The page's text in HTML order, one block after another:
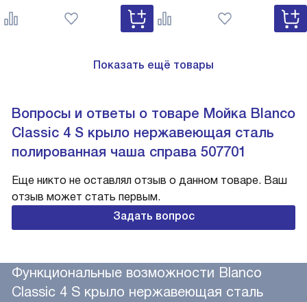
Lato сатин темная сталь
527743
Показать ещё товары
Вопросы и ответы о товаре Мойка Blanco
Classic 4 S крыло нержавеющая сталь
полированная чаша справа 507701
Еще никто не оставлял отзыв о данном товаре. Ваш
отзыв может стать первым.
Задать вопрос
Функциональные возможности Blanco
Classic 4 S крыло нержавеющая сталь